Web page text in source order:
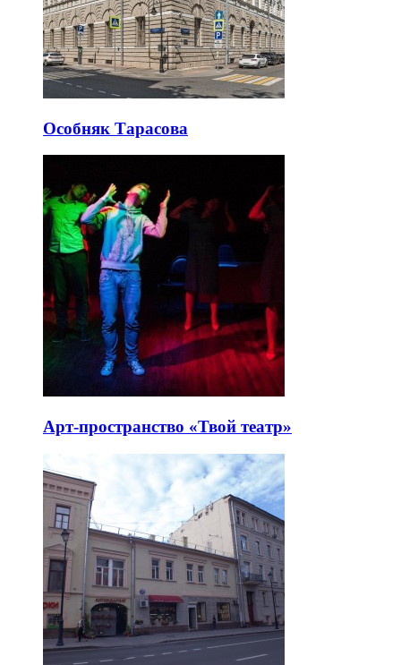
Особняк Тарасова
Арт-пространство «Твой театр»